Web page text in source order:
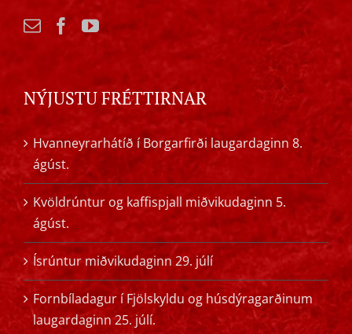
NÝJUSTU FRÉTTIRNAR
Hvanneyrarhátíð í Borgarfirði laugardaginn 8.
ágúst.
Kvöldrúntur og kaffispjall miðvikudaginn 5.
ágúst.
Ísrúntur miðvikudaginn 29. júlí
Fornbíladagur í Fjölskyldu og húsdýragarðinum
laugardaginn 25. júlí.